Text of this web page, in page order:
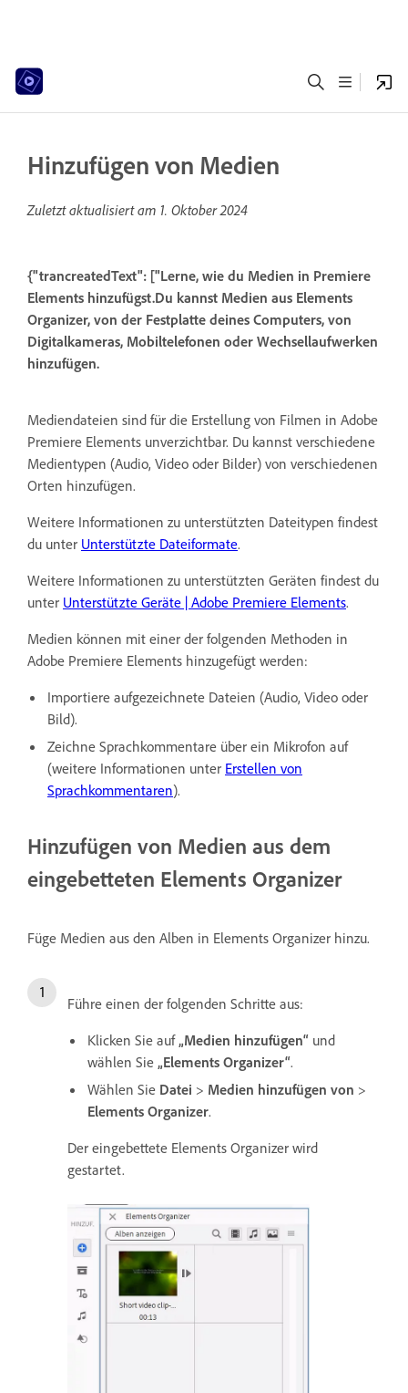
Hinzufügen von Medien
Zuletzt aktualisiert am 1. Oktober 2024
{"trancreatedText": ["Lerne, wie du Medien in Premiere
Elements hinzufügst.Du kannst Medien aus Elements
Organizer, von der Festplatte deines Computers, von
Digitalkameras, Mobiltelefonen oder Wechsellaufwerken
hinzufügen.
Mediendateien sind für die Erstellung von Filmen in Adobe
Premiere Elements unverzichtbar. Du kannst verschiedene
Medientypen (Audio, Video oder Bilder) von verschiedenen
Orten hinzufügen.
Weitere Informationen zu unterstützten Dateitypen findest
du unter Unterstützte Dateiformate.
Weitere Informationen zu unterstützten Geräten findest du
unter Unterstützte Geräte | Adobe Premiere Elements.
Medien können mit einer der folgenden Methoden in
Adobe Premiere Elements hinzugefügt werden:
Importiere aufgezeichnete Dateien (Audio, Video oder
Bild).
Zeichne Sprachkommentare über ein Mikrofon auf
(weitere Informationen unter Erstellen von
Sprachkommentaren).
Hinzufügen von Medien aus dem
eingebetteten Elements Organizer
Füge Medien aus den Alben in Elements Organizer hinzu.
Führe einen der folgenden Schritte aus:
Klicken Sie auf „Medien hinzufügen“ und
wählen Sie „Elements Organizer“.
Wählen Sie Datei > Medien hinzufügen von >
Elements Organizer.
Der eingebettete Elements Organizer wird
gestartet.